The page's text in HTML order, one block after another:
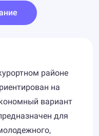
районе
на
вариант
для